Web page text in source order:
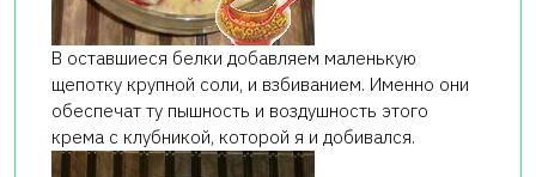
В оставшиеся белки добавляем маленькую
щепотку крупной соли, и взбиванием. Именно они
обеспечат ту пышность и воздушность этого
крема с клубникой, которой я и добивался.